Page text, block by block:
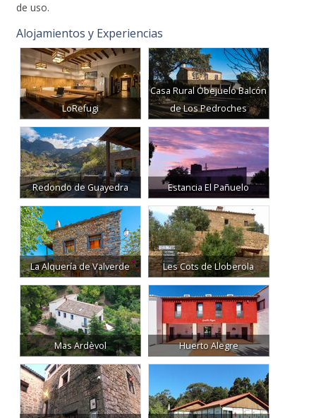
de uso.
Alojamientos y Experiencias
LoRefugi
Casa Rural Obejuelo Balcón
de Los Pedroches
Redondo de Guayedra Estancia El Pañuelo
La Alquería de Valverde Les Cots de Lloberola
Mas Ardèvol Huerto Alegre